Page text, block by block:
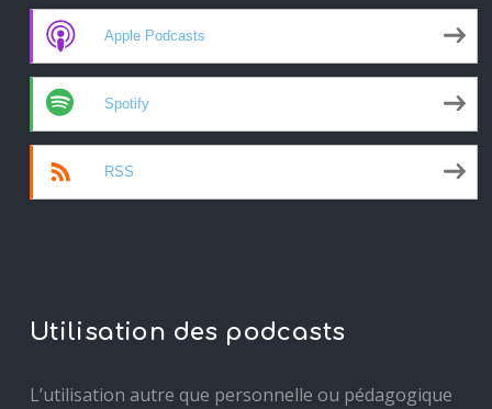
Apple Podcasts
Spotify
RSS
Utilisation des podcasts
L’utilisation autre que personnelle ou pédagogique